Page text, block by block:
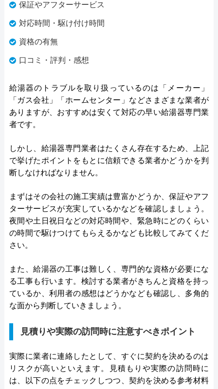
保証やアフターサービス
対応時間・駆け付け時間
資格の有無
口コミ・評判・感想
給湯器のトラブルを取り扱っているのは「メーカー」
「ガス会社」「ホームセンター」などさまざまな業者が
ありますが、おすすめは安くて対応の早い給湯器専門業
者です。
しかし、給湯器専門業者はたくさん存在するため、上記
で挙げたポイントをもとに信頼できる業者かどうかを判
断しなければなりません。
まずはその会社の施工実績は豊富かどうか、保証やアフ
ターサービスが充実しているかなどを確認しましょう。
夜間や土日祝日などの対応時間や、緊急時にどのくらい
の時間で駆けつけてもらえるかなども比較してみてくだ
さい。
また、給湯器の工事は難しく、専門的な資格が必要にな
る工事も行います。検討する業者がきちんと資格を持っ
ているか、利用者の感想はどうかなども確認し、多角的
な面から判断していきましょう。
見積りや実際の訪問時に注意すべきポイント
実際に業者に連絡したとして、すぐに契約を決めるのは
リスクが高いといえます。見積もりや実際の訪問時に
は、以下の点をチェックしつつ、契約を決める参考材料